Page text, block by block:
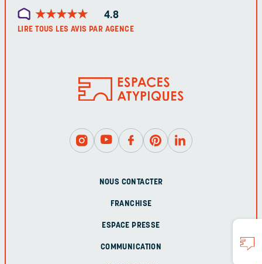
★★★★★
★★★★★ 4.8
LIRE TOUS LES AVIS PAR AGENCE
NOUS CONTACTER
FRANCHISE
ESPACE PRESSE
COMMUNICATION